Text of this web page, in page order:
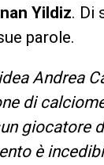
Yildiz. Di
parole.
Andrea
di
giocatore
è